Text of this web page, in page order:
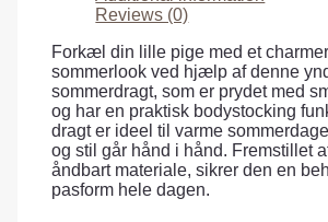
Reviews (0)
Forkæl din lille pige med et
sommerlook ved hjælp af denne
sommerdragt, som er prydet med
og har en praktisk bodystocking
dragt er ideel til varme
og stil går hånd i hånd. Fremstillet
åndbart materiale, sikrer den en
pasform hele dagen.